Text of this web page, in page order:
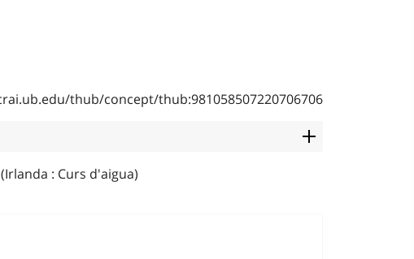
thub/concept/thub:981058507220706706
: Curs d'aigua)